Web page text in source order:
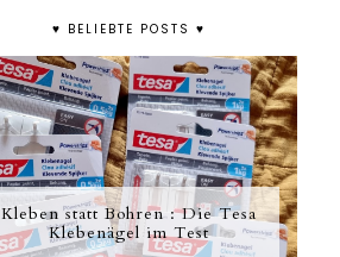
♥ BELIEBTE POSTS ♥
Kleben statt Bohren : Die Tesa
Klebenägel im Test